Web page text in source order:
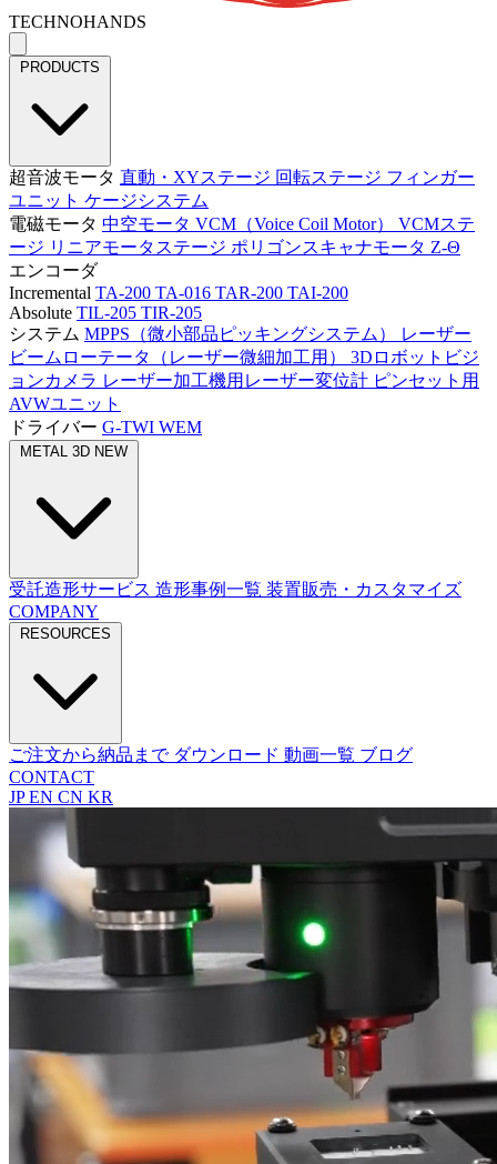
TECHNOHANDS
PRODUCTS
超音波モータ 直動・XYステージ 回転ステージ フィンガー
ユニット ケージシステム
電磁モータ 中空モータ VCM（Voice Coil Motor） VCMステ
ージ リニアモータステージ ポリゴンスキャナモータ Z-Θ
エンコーダ
Incremental TA-200 TA-016 TAR-200 TAI-200
Absolute TIL-205 TIR-205
システム MPPS（微小部品ピッキングシステム）
レーザー
ビームローテータ（レーザー微細加工用） 3Dロボットビジ
ョンカメラ レーザー加工機用レーザー変位計 ピンセット用
AVWユニット
ドライバー G-TWI WEM
METAL 3D NEW
受託造形サービス 造形事例一覧 装置販売・カスタマイズ
COMPANY
RESOURCES
ご注文から納品まで ダウンロード 動画一覧 ブログ
CONTACT
JPEN CN KR